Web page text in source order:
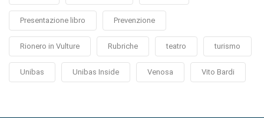
Presentazione libro Prevenzione
Rionero in Vulture Rubriche teatro turismo
Unibas Unibas Inside Venosa Vito Bardi